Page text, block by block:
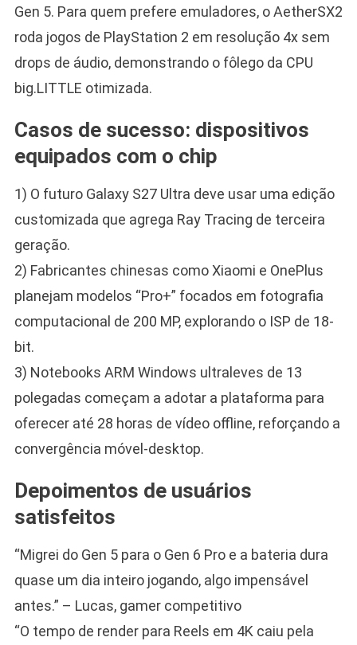
Gen 5. Para quem prefere emuladores, o AetherSX2
roda jogos de PlayStation 2 em resolução 4x sem
drops de áudio, demonstrando o fôlego da CPU
big.LITTLE otimizada.
Casos de sucesso: dispositivos
equipados com o chip
1) O futuro Galaxy S27 Ultra deve usar uma edição
customizada que agrega Ray Tracing de terceira
geração.
2) Fabricantes chinesas como Xiaomi e OnePlus
planejam modelos “Pro+” focados em fotografia
computacional de 200 MP, explorando o ISP de 18-
bit.
3) Notebooks ARM Windows ultraleves de 13
polegadas começam a adotar a plataforma para
oferecer até 28 horas de vídeo offline, reforçando a
convergência móvel-desktop.
Depoimentos de usuários
satisfeitos
“Migrei do Gen 5 para o Gen 6 Pro e a bateria dura
quase um dia inteiro jogando, algo impensável
antes.” – Lucas, gamer competitivo
“O tempo de render para Reels em 4K caiu pela